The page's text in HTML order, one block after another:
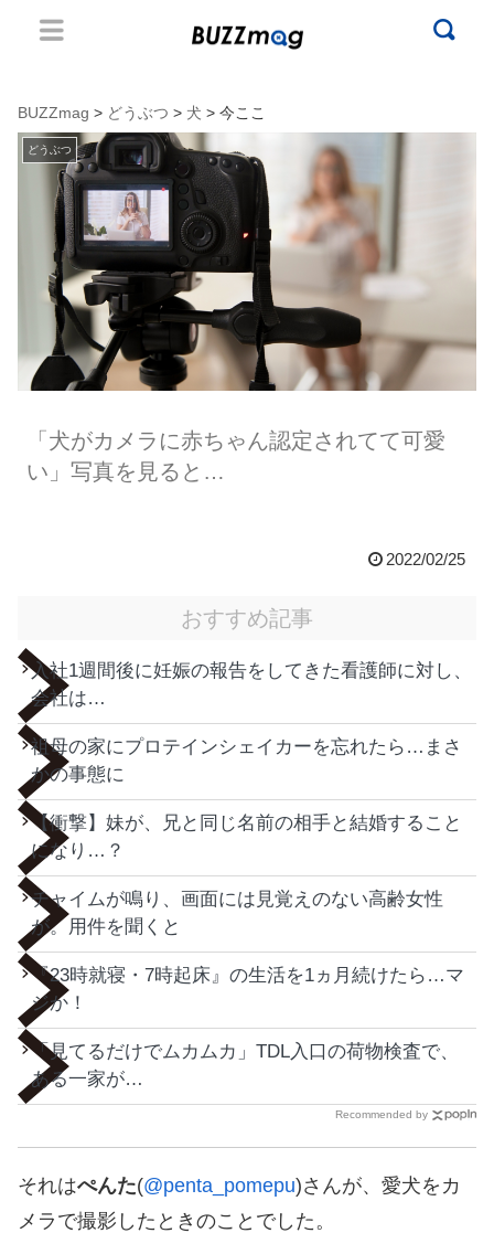
BUZZmag > どうぶつ > 犬 > 今ここ
どうぶつ
「犬がカメラに赤ちゃん認定されてて可愛
い」写真を見ると…
2022/02/25
おすすめ記事
入社1週間後に妊娠の報告をしてきた看護師に対し、
会社は…
祖母の家にプロテインシェイカーを忘れたら…まさ
かの事態に
【衝撃】妹が、兄と同じ名前の相手と結婚すること
になり…？
チャイムが鳴り、画面には見覚えのない高齢女性
が。用件を聞くと
『23時就寝・7時起床』の生活を1ヵ月続けたら…マ
ジか！
「見てるだけでムカムカ」TDL入口の荷物検査で、
ある一家が…
Recommended by
それはぺんた(@penta_pomepu)さんが、愛犬をカ
メラで撮影したときのことでした。